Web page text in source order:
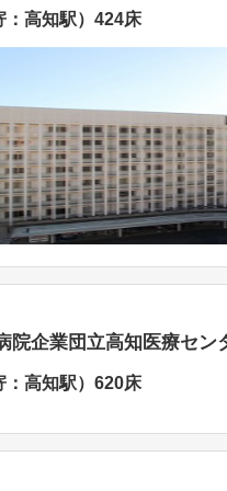
：高知駅）424床
院企業団立高知医療セン
：高知駅）620床